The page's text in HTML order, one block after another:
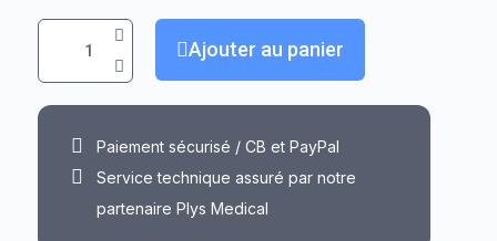
Ajouter au panier
Paiement sécurisé / CB et PayPal
Service technique assuré par notre
partenaire Plys Medical